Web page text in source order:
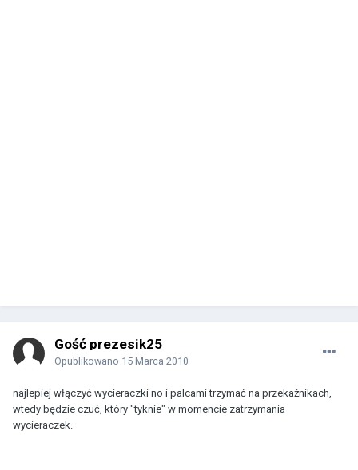
Gość prezesik25
Opublikowano 15 Marca 2010
najlepiej włączyć wycieraczki no i palcami trzymać na przekaźnikach,
wtedy będzie czuć, który "tyknie" w momencie zatrzymania
wycieraczek.